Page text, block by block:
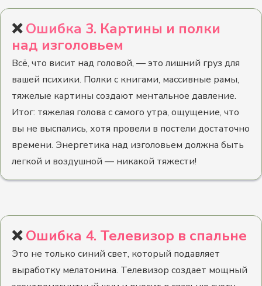
❌Ошибка 3. Картины и полки
над изголовьем
Всё, что висит над головой, — это лишний груз для
вашей психики. Полки с книгами, массивные рамы,
тяжелые картины создают ментальное давление.
Итог: тяжелая голова с самого утра, ощущение, что
вы не выспались, хотя провели в постели достаточно
времени. Энергетика над изголовьем должна быть
легкой и воздушной — никакой тяжести!
❌Ошибка 4. Телевизор в спальне
Это не только синий свет, который подавляет
выработку мелатонина. Телевизор создает мощный